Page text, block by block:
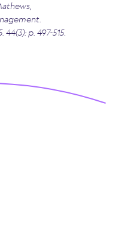
p. 497-515.